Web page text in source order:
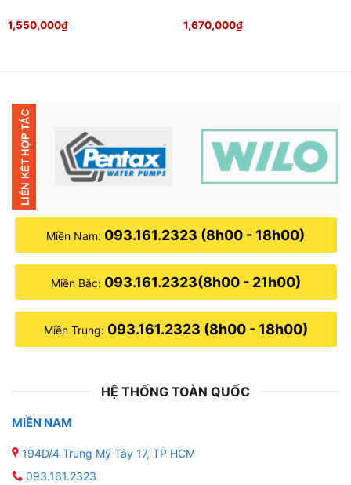
1,550,000₫ 1,670,000₫
Miền Nam: 093.161.2323 (8h00 - 18h00)
Miền Bắc: 093.161.2323(8h00 - 21h00)
Miền Trung: 093.161.2323 (8h00 - 18h00)
HỆ THỐNG TOÀN QUỐC
MIỀN NAM
194D/4 Trung Mỹ Tây 17, TP HCM
093.161.2323